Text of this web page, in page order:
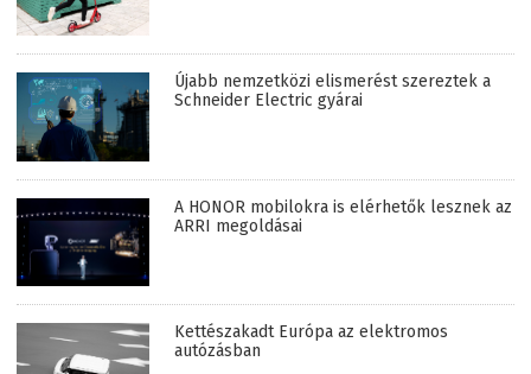
Újabb nemzetközi elismerést szereztek a
Schneider Electric gyárai
A HONOR mobilokra is elérhetők lesznek az
ARRI megoldásai
Kettészakadt Európa az elektromos
autózásban